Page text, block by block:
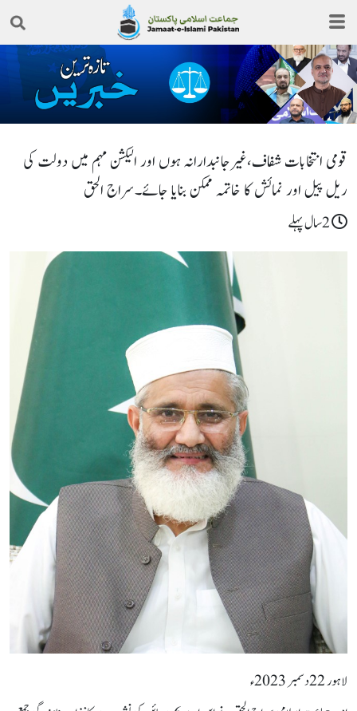
قومی انتخابات شفاف،غیرجانبدارانہ ہوں اور الیکشن مہم میں دولت کی
ریل پیل اور نمائش کا خاتمہ ممکن بنایا جائے۔سراج الحق
لاہور 22دسمبر 2023ء